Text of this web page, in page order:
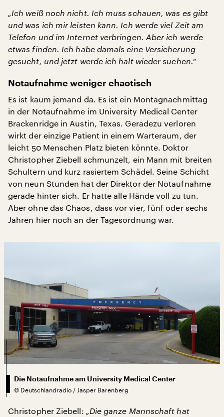
„Ich weiß noch nicht. Ich muss schauen, was es gibt
und was ich mir leisten kann. Ich werde viel Zeit am
Telefon und im Internet verbringen. Aber ich werde
etwas finden. Ich habe damals eine Versicherung
gesucht, und jetzt werde ich halt wieder suchen.“
Notaufnahme weniger chaotisch
Es ist kaum jemand da. Es ist ein Montagnachmittag
in der Notaufnahme im University Medical Center
Brackenridge in Austin, Texas. Geradezu verloren
wirkt der einzige Patient in einem Warteraum, der
leicht 50 Menschen Platz bieten könnte. Doktor
Christopher Ziebell schmunzelt, ein Mann mit breiten
Schultern und kurz rasiertem Schädel. Seine Schicht
von neun Stunden hat der Direktor der Notaufnahme
gerade hinter sich. Er hatte alle Hände voll zu tun.
Aber ohne das Chaos, dass vor vier, fünf oder sechs
Jahren hier noch an der Tagesordnung war.
Die Notaufnahme am University Medical Center
© Deutschlandradio / Jasper Barenberg
Christopher Ziebell: „Die ganze Mannschaft hat